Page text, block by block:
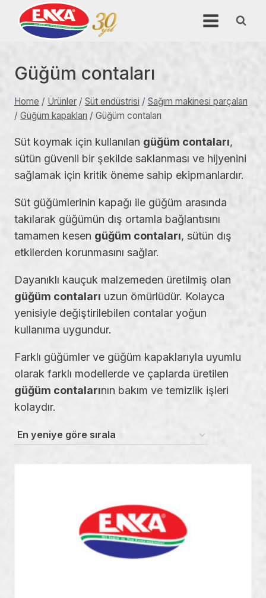
content
Güğüm contaları
Home / Ürünler / Süt endüstrisi / Sağım makinesi parçaları
/ Güğüm kapakları / Güğüm contaları
Süt koymak için kullanılan güğüm contaları,
sütün güvenli bir şekilde saklanması ve hijyenini
sağlamak için kritik öneme sahip ekipmanlardır.
Süt güğümlerinin kapağı ile güğüm arasında
takılarak güğümün dış ortamla bağlantısını
tamamen kesen güğüm contaları, sütün dış
etkilerden korunmasını sağlar.
Dayanıklı kauçuk malzemeden üretilmiş olan
güğüm contaları uzun ömürlüdür. Kolayca
yenisiyle değiştirilebilen contalar yoğun
kullanıma uygundur.
Farklı güğümler ve güğüm kapaklarıyla uyumlu
olarak farklı modellerde ve çaplarda üretilen
güğüm contalarının bakım ve temizlik işleri
kolaydır.